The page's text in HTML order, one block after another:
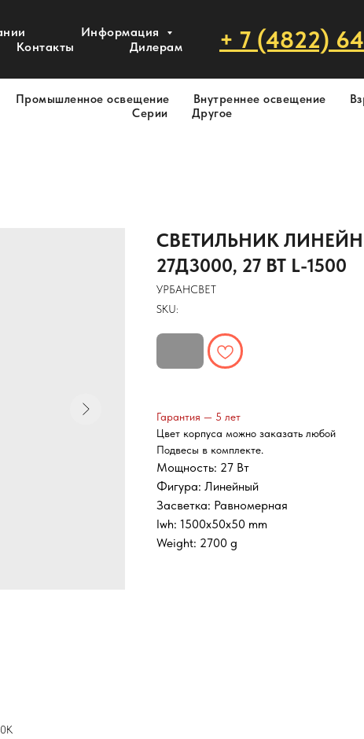
Информация
Контакты Дилерам + 7 (4822)
Промышленное освещение Внутреннее освещение
Серии
Другое
СВЕТИЛЬНИК
27Д3000, 27 ВТ L-1500
УРБАНСВЕТ
SKU:
Гарантия — 5 лет
Цвет корпуса можно заказать любой
Подвесы в комплекте.
Мощность: 27 Вт
Фигура: Линейный
Засветка: Равномерная
lwh: 1500x50x50 mm
Weight: 2700 g